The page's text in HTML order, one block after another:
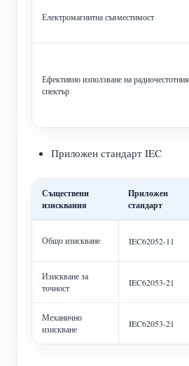
Електромагнитна съвместимост
Ефективно използване на радиочестотния
спектър
Приложен стандарт IEC
Съществени
изисквания
Приложен
стандарт
Общо изискване IEC62052-11
Изискване за
точност
IEC62053-21
Механично
изискване
IEC62053-21